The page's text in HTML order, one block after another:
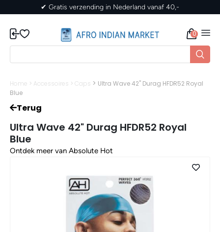
✔ Gratis verzending in Nederland
0
Home > Accessoires > Caps > Ultra Wave 42" Durag HFDR52 Royal
Blue
Terug
Ultra Wave 42" Durag HFDR52 Royal
Blue
Ontdek meer van Absolute Hot